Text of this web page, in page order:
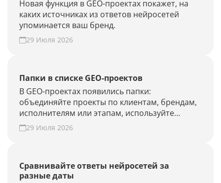
Новая функция в GEO-проектах покажет, на
каких источниках из ответов нейросетей
упоминается ваш бренд.
29 Июля 2026
Папки в списке GEO-проектов
В GEO-проектах появились папки:
объединяйте проекты по клиентам, брендам,
исполнителям или этапам, используйте
фильтры и быстрее находите нужные.
Наведите порядок в списке проектов.
29 Июля 2026
Сравнивайте ответы нейросетей за
разные даты